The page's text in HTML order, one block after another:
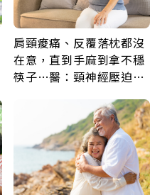
肩頸痠痛、反覆落枕都沒
在意，直到手麻到拿不穩
筷子…醫：頸神經壓迫上